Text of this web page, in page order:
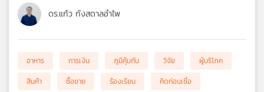
ดร.แก้ว กังสดาลอำไพ
อาหาร การเงิน ภูมิคุ้มกัน วิจัย
ผู้บริโภค
สินค้า
ซื้อขาย ร้องเรียน
คิดก่อนเชื่อ